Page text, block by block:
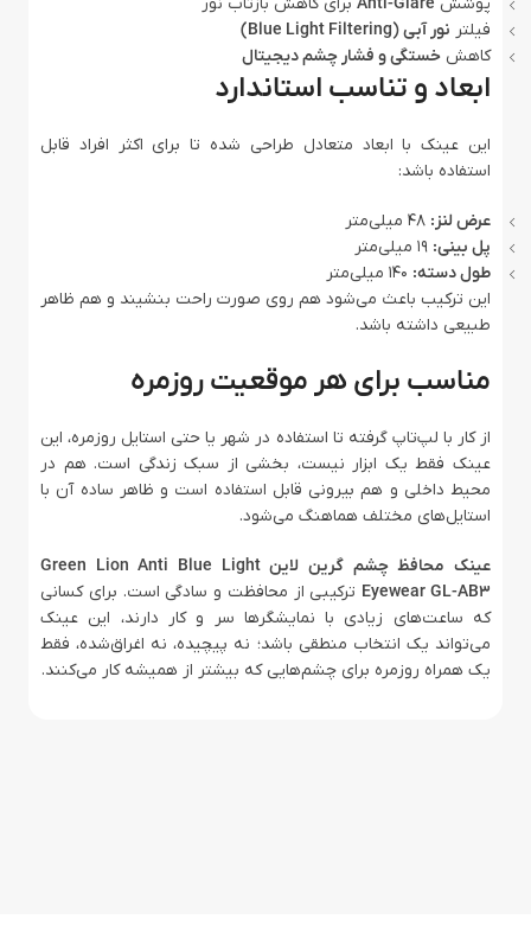
فیلتر نور آبی (Blue Light Filtering)
کاهش خستگی و فشار چشم دیجیتال
ابعاد و تناسب استاندارد
این عینک با ابعاد متعادل طراحی شده تا برای اکثر افراد قابل
استفاده باشد:
عرض لنز:
پل بینی:
طول دسته:
این ترکیب باعث می‌شود هم روی صورت راحت بنشیند و هم ظاهر
طبیعی داشته باشد.
مناسب برای هر موقعیت روزمره
از کار با لپ‌تاپ گرفته تا استفاده در شهر یا حتی استایل روزمره، این
عینک فقط یک ابزار نیست، بخشی از سبک زندگی است. هم در
محیط داخلی و هم بیرونی قابل استفاده است و ظاهر ساده آن با
استایل‌های مختلف هماهنگ می‌شود.
عینک محافظ چشم گرین لاین Green Lion Anti Blue Light
Eyewear GL-AB3 ترکیبی از محافظت و سادگی است. برای کسانی
که ساعت‌های زیادی با نمایشگرها سر و کار دارند، این عینک
می‌تواند یک انتخاب منطقی باشد؛ نه پیچیده، نه اغراق‌شده، فقط
یک همراه روزمره برای چشم‌هایی که بیشتر از همیشه کار می‌کنند.